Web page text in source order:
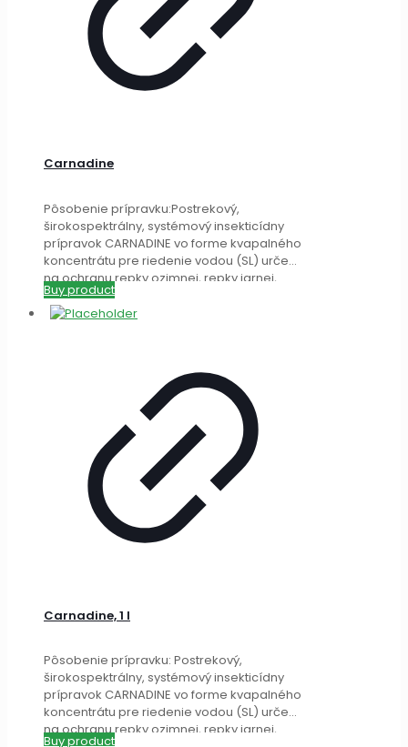
Carnadine
Pôsobenie prípravku:Postrekový,
širokospektrálny, systémový insekticídny
prípravok CARNADINE vo forme kvapalného
koncentrátu pre riedenie vodou (SL) určený
na ochranu repky ozimnej, repky jarnej,
kukurice, zemiaku a jablone.
Buy product
Carnadine, 1 l
Pôsobenie prípravku: Postrekový,
širokospektrálny, systémový insekticídny
prípravok CARNADINE vo forme kvapalného
koncentrátu pre riedenie vodou (SL) určený
na ochranu repky ozimnej, repky jarnej,
Buy product